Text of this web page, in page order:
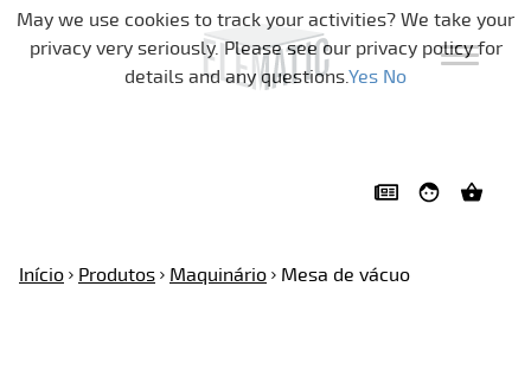
Pular a navegação
Início Produtos Maquinário Mesa de vácuo
May we use cookies to track your activities? We take your
privacy very seriously. Please see our privacy policy for
details and any questions.Yes No